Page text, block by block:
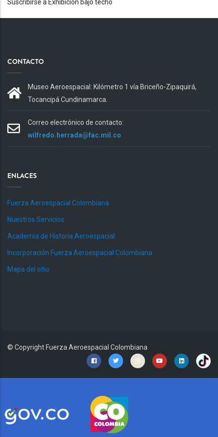
Suscribirse a Exhibición bajo techo
CONTACTO
Museo Aeroespacial: Kilómetro 1 vía Briceño-Zipaquirá,
Tocancipá Cundinamarca.
Correo electrónico de contacto:
wilfredo.herrada@fac.mil.co
ENLACES
Fuerza Aeroespacial Colombiana
Nuestros Servicios
Academia de Historia Aeroespacial
Incorporación Fuerza Aeroespacial Colombiana
Mapa del sitio
© Copyright Fuerza Aeroespacial Colombiana